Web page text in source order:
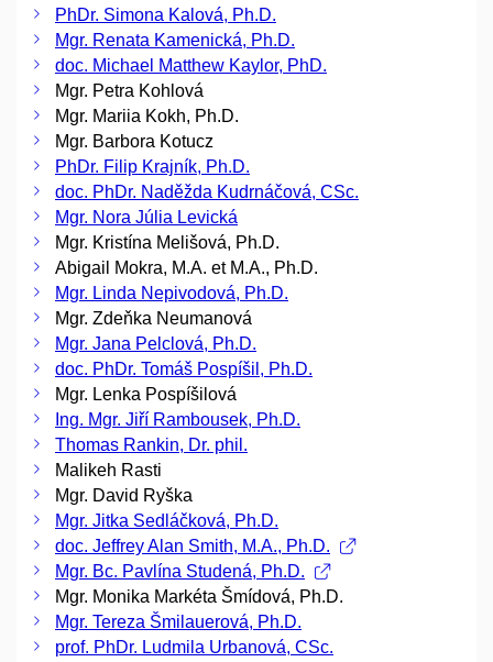
PhDr. Simona Kalová, Ph.D.
Mgr. Renata Kamenická, Ph.D.
doc. Michael Matthew Kaylor, PhD.
Mgr. Petra Kohlová
Mgr. Mariia Kokh, Ph.D.
Mgr. Barbora Kotucz
PhDr. Filip Krajník, Ph.D.
doc. PhDr. Naděžda Kudrnáčová, CSc.
Mgr. Nora Júlia Levická
Mgr. Kristína Melišová, Ph.D.
Abigail Mokra, M.A. et M.A., Ph.D.
Mgr. Linda Nepivodová, Ph.D.
Mgr. Zdeňka Neumanová
Mgr. Jana Pelclová, Ph.D.
doc. PhDr. Tomáš Pospíšil, Ph.D.
Mgr. Lenka Pospíšilová
Ing. Mgr. Jiří Rambousek, Ph.D.
Thomas Rankin, Dr. phil.
Malikeh Rasti
Mgr. David Ryška
Mgr. Jitka Sedláčková, Ph.D.
doc. Jeffrey Alan Smith, M.A., Ph.D.
Mgr. Bc. Pavlína Studená, Ph.D.
Mgr. Monika Markéta Šmídová, Ph.D.
Mgr. Tereza Šmilauerová, Ph.D.
prof. PhDr. Ludmila Urbanová, CSc.